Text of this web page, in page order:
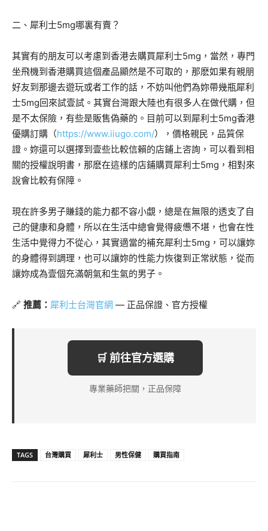
二、犀利士5mg哪裏有賣？
其實有的朋友可以考慮到香港去購買犀利士5mg，當然，專門
坐飛機到香港購買這個產品顯然是不可取的，那麽如果有親朋
好友到那邊去遊玩或者工作的話，不妨叫他們為妳帶幾瓶犀利
士5mg回來試壹試。其實台灣跟大陸也有很多人在做代購，但
是不太保險，有些是販售偽藥的。目前可以到犀利士5mg香港
優購訂購（https://www.iiugo.com/），價格親民，品質保
證。妳還可以選擇到壹些比較信賴的店鋪上咨詢，可以看到相
關的授權說明書，那麽在這樣的店鋪購買犀利士5mg，相對來
說會比較有保障。
現在許多男子賺錢的能力都不容小覷，總是在無限的透支了自
己的健康和身體，所以在生活中總會覺得疲憊不堪，也會在性
生活中覺得力不從心，其實適當的補充犀利士5mg，可以讓妳
的身體得到調理，也可以讓妳的性能力恢復到正常狀態，從而
讓妳成為壹個充滿朝氣和生氣的男子。
🔗 推薦： 犀利士台灣官網 — 正品保證、官方授權
🛒 前往官方選購
專業藥師把關，正品保障
TAGS 台灣購買 犀利士 男性保健 購買指南